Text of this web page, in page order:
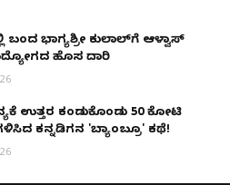
ಬಂದ ಭಾಗ್ಯಶ್ರೀ ಕುಲಾಲ್‌ಗೆ ಆಳ್ವಾಸ್
ಹೊಸ ದಾರಿ
ಉತ್ತರ ಕಂಡುಕೊಂಡು ₹50 ಕೋಟಿ
ಕನ್ನಡಿಗನ 'ಬ್ಯಾಂಬ್ರೂ' ಕಥೆ!